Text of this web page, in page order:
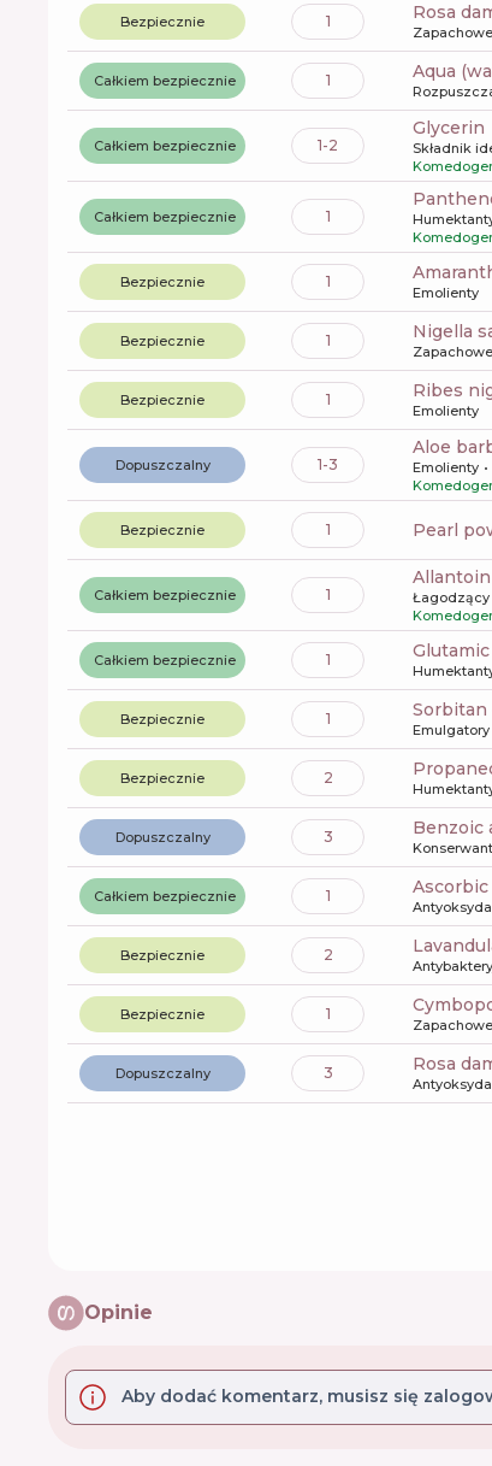
Bezpiecznie 1 rosa
Zapachowe
Całkiem bezpiecznie 1 aqua
Całkiem bezpiecznie 1-2
glycerin
Składnik
Całkiem bezpiecznie 1
Bezpiecznie 1
Emolienty
Bezpiecznie 1 nigella
Zapachowe
Bezpiecznie 1 ribes
Emolienty
Dopuszczalny 1-3
aloe
Emolienty
Bezpiecznie 1 pearl
Całkiem bezpiecznie 1
allantoin
Łagodzący
Całkiem bezpiecznie 1
Bezpiecznie 1
Emulgatory
Bezpiecznie 2
Dopuszczalny 3 benzoic
Konserwant
Całkiem bezpiecznie 1
Bezpiecznie 2
Bezpiecznie 1
Zapachowe
Dopuszczalny 3 rosa
Opinie
Aby dodać komentarz, musisz się